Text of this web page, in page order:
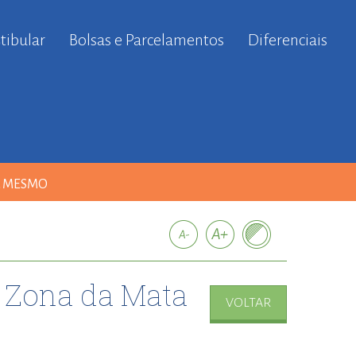
Bolsas e Parcelamentos Diferenciais
MESMO
da Mata VOLTAR